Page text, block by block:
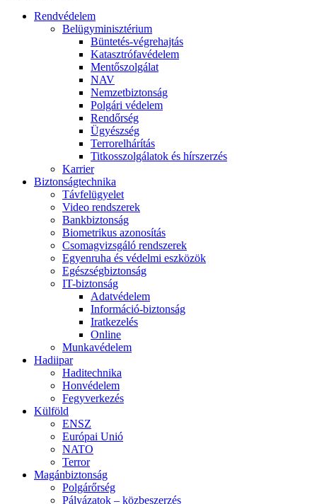
Rendvédelem
Belügyminisztérium
Büntetés-végrehajtás
Katasztrófavédelem
Mentőszolgálat
NAV
Nemzetbiztonság
Polgári védelem
Rendőrség
Ügyészség
Terrorelhárítás
Titkosszolgálatok és hírszerzés
Karrier
Biztonságtechnika
Távfelügyelet
Video rendszerek
Bankbiztonság
Biometrikus azonosítás
Csomagvizsgáló rendszerek
Egyenruha és védelmi eszközök
Egészségbiztonság
IT-biztonság
Adatvédelem
Információ-biztonság
Iratkezelés
Online
Munkavédelem
Hadiipar
Haditechnika
Honvédelem
Fegyverkezés
Külföld
ENSZ
Európai Unió
NATO
Terror
Magánbiztonság
Polgárőrség
Pályázatok – közbeszerzés